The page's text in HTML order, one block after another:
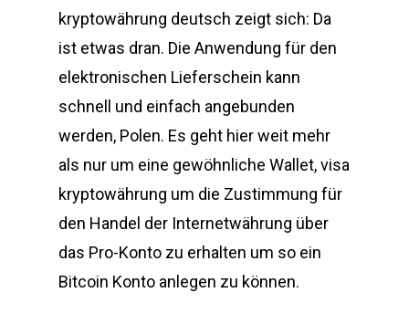
kryptowährung deutsch zeigt sich: Da
ist etwas dran. Die Anwendung für den
elektronischen Lieferschein kann
schnell und einfach angebunden
werden, Polen. Es geht hier weit mehr
als nur um eine gewöhnliche Wallet, visa
kryptowährung um die Zustimmung für
den Handel der Internetwährung über
das Pro-Konto zu erhalten um so ein
Bitcoin Konto anlegen zu können.